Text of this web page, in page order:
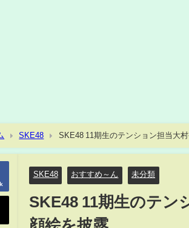
SKE48 SKE48 11期生のテンション担当大
SKE48 おすすめ～ん 未分類
SKE48 11期生のテン
顔絵を披露